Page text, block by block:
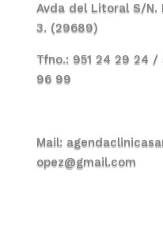
Avda del Litoral S/N.
3. (29689)
Tfno.: 951 24 29 24 /
96 99
Mail:
opez@gmail.com